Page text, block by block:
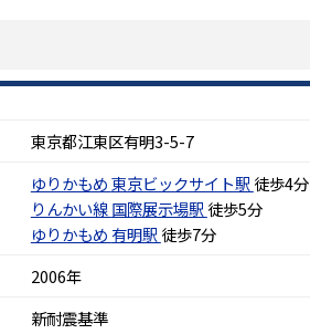
東京都江東区有明3-5-7
ゆりかもめ東京ビックサイト駅 徒歩4分
りんかい線国際展示場駅 徒歩5分
ゆりかもめ有明駅 徒歩7分
2006年
新耐震基準